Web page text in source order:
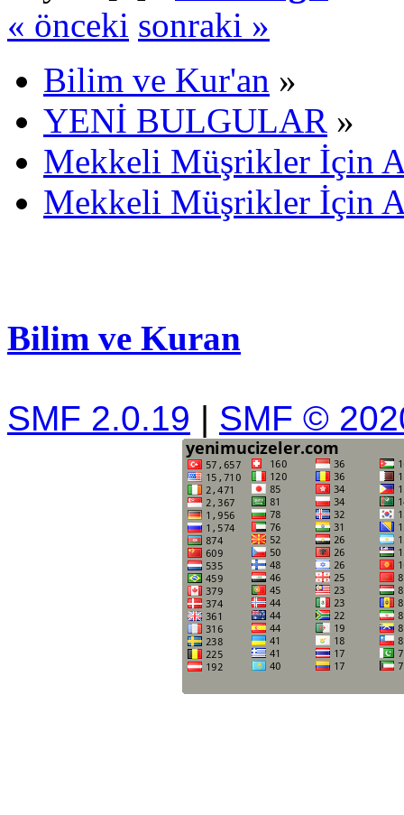
« önceki sonraki »
Bilim ve Kur'an »
YENİ BULGULAR »
Mekkeli Müşrikler İçin
Mekkeli Müşrikler İçin
Bilim ve Kuran
SMF 2.0.19 | SMF ©